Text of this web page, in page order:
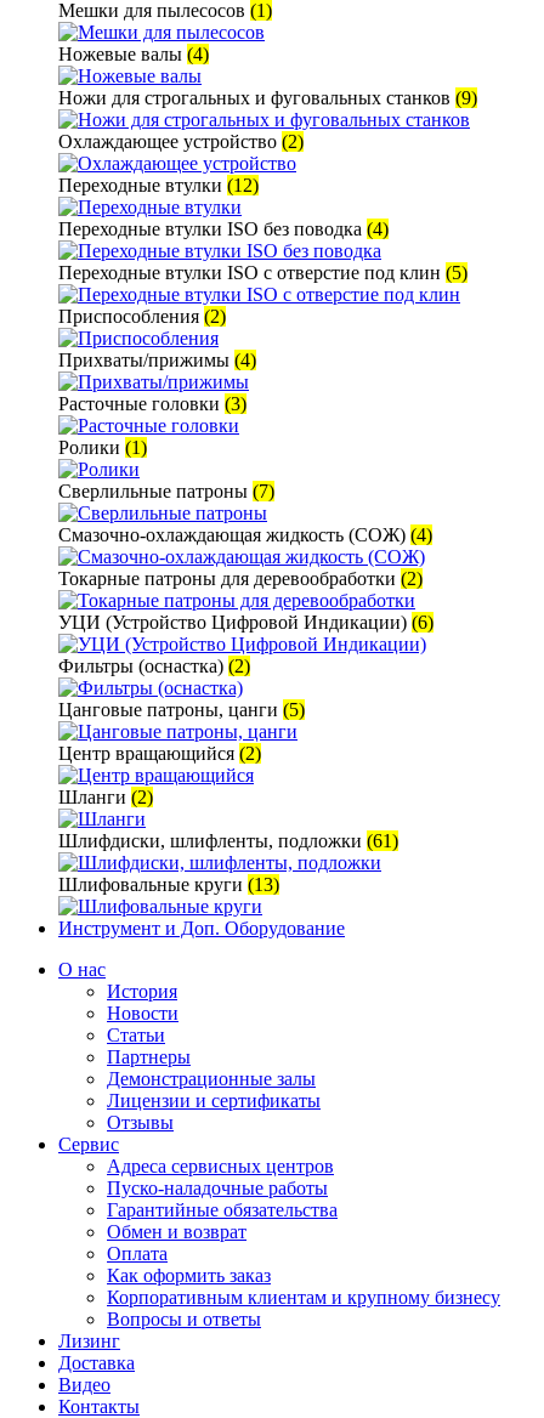
Мешки для пылесосов (1)
Ножевые валы (4)
Ножи для строгальных и фуговальных станков (9)
Охлаждающее устройство (2)
Переходные втулки (12)
Переходные втулки ISO без поводка (4)
Переходные втулки ISO с отверстие под клин (5)
Приспособления (2)
Прихваты/прижимы (4)
Расточные головки (3)
Ролики (1)
Сверлильные патроны (7)
Смазочно-охлаждающая жидкость (СОЖ) (4)
Токарные патроны для деревообработки (2)
УЦИ (Устройство Цифровой Индикации) (6)
Фильтры (оснастка) (2)
Цанговые патроны, цанги (5)
Центр вращающийся (2)
Шланги (2)
Шлифдиски, шлифленты, подложки (61)
Шлифовальные круги (13)
Инструмент и Доп. Оборудование
О нас
История
Новости
Статьи
Партнеры
Демонстрационные залы
Лицензии и сертификаты
Отзывы
Сервис
Адреса сервисных центров
Пуско-наладочные работы
Гарантийные обязательства
Обмен и возврат
Оплата
Как оформить заказ
Корпоративным клиентам и крупному бизнесу
Вопросы и ответы
Лизинг
Доставка
Видео
Контакты